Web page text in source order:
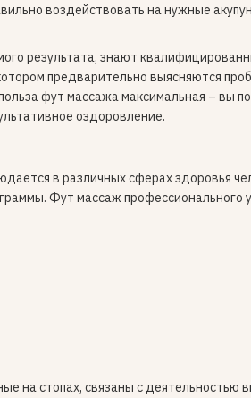
воздействовать на нужные
результата, знают
предварительно выясняются
фут массажа максимальная – вы
оздоровление.
в различных сферах здоровья
Фут массаж профессионального
на стопах, связаны с деятельностью